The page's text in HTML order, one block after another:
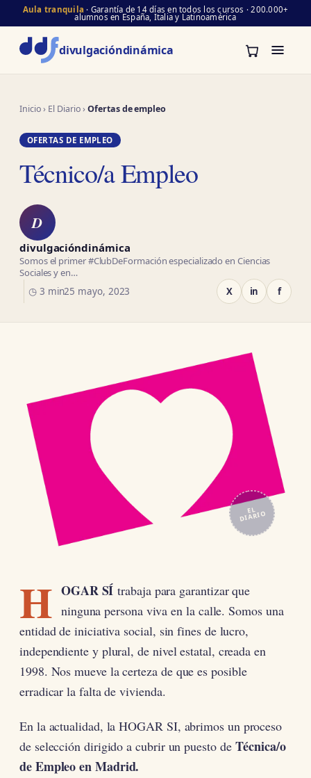
Aula tranquila · Garantía de 14 días en todos los cursos · 200.000+
alumnos en España, Italia y Latinoamérica
divulgacióndinámica
Inicio› El Diario›Ofertas de empleo
OFERTAS DE EMPLEO
Técnico/a Empleo
D
divulgacióndinámica
Somos el primer #ClubDeFormación especializado en Ciencias
Sociales y en…
◷ 3 min25 mayo, 2023 X in f
EL
DIARIO
H OGAR SÍ trabaja para garantizar que
ninguna persona viva en la calle. Somos una
entidad de iniciativa social, sin fines de lucro,
independiente y plural, de nivel estatal, creada en
1998. Nos mueve la certeza de que es posible
erradicar la falta de vivienda.
En la actualidad, la HOGAR SI, abrimos un proceso
de selección dirigido a cubrir un puesto deTécnica/o
de Empleo en Madrid.